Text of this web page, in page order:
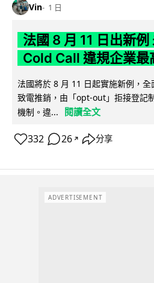
Vin 1 日
法國 8 月 11 日出新
Cold Call 違規企業
法國將於 8 月 11 日起實施新例，
致電推銷，由「opt-out」拒接登記
機制。違...
閱讀全文
332 26 ↗ 分享
ADVERTISEMENT